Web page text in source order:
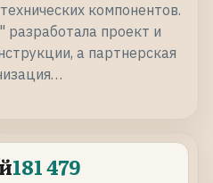
компонентов.
проект и
а партнерская
181 479